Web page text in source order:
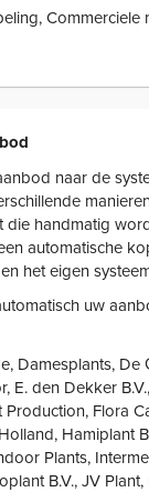
Commerciele
naar de
die handmatig
automatische
het eigen
uw
Damesplants, De
E. den Dekker
Production, Flora
Hamiplant
Plants,
B.V., JV